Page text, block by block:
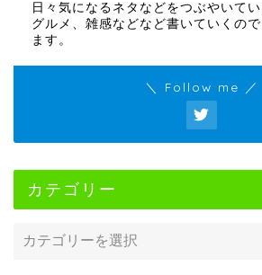
日々気になるネタなどをつぶやいてい
グルメ、雑感などなど書いていくの
ます。
＼ Follow me ／
カテゴリー